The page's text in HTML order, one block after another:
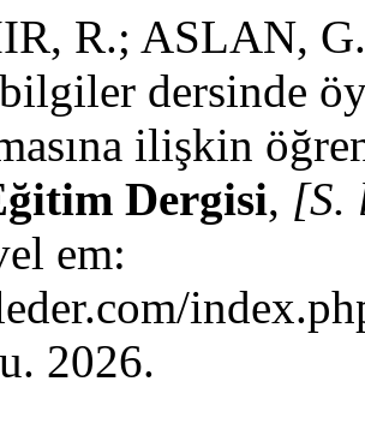
R.; ASLAN,
dersinde
ilişkin
Dergisi, [S.
em:
2026.